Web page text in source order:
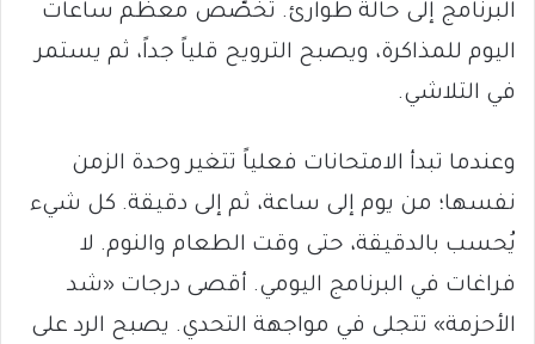
البرنامج إلى حالة طوارئ. تُخصَّص معظم ساعات
اليوم للمذاكرة، ويصبح الترويح قلياً جداً، ثم يستمر
في التلاشي.
وعندما تبدأ الامتحانات فعلياً تتغير وحدة الزمن
نفسها؛ من يوم إلى ساعة، ثم إلى دقيقة. كل شيء
يُحسب بالدقيقة، حتى وقت الطعام والنوم. لا
فراغات في البرنامج اليومي. أقصى درجات «شد
الأحزمة» تتجلى في مواجهة التحدي. يصبح الرد على